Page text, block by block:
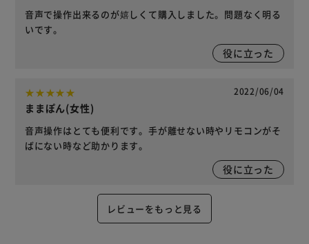
音声で操作出来るのが嬉しくて購入しました。問題なく明る
いです。
役に立った
2022/06/04
ままぽん(女性)
音声操作はとても便利です。手が離せない時やリモコンがそ
ばにない時など助かります。
役に立った
レビューをもっと見る